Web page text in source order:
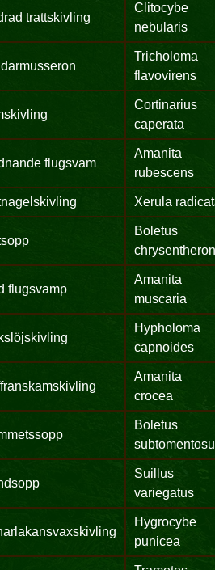
trattskivling
Clitocybe
nebularis
Tricholoma
flavovirens
Cortinarius
caperata
flugsvam
Amanita
rubescens
Xerula
Boletus
flugsvamp
Amanita
muscaria
Hypholoma
capnoides
Amanita
crocea
Boletus
Suillus
variegatus
Hygrocybe
punicea